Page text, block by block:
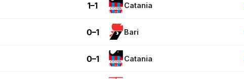
1–1 Catania
0–1 Bari
0–1 Catania